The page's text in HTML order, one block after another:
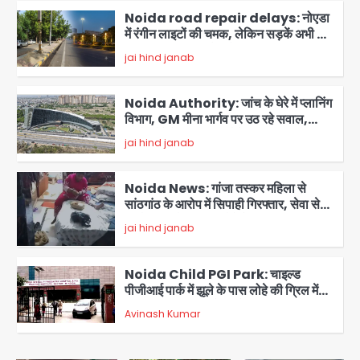
2
Noida road repair delays: नोएडा
में रंगीन लाइटों की चमक, लेकिन सड़कें अभी भी
उखड़ी: प्राधिकरण के सौंदर्यीकरण बनाम आम
आदमी की परेशानी
jai hind janab
3
Noida Authority: जांच के घेरे में प्लानिंग
विभाग, GM मीना भार्गव पर उठ रहे सवाल,
कार्रवाई में देरी पर भी चर्चा तेज
jai hind janab
4
Noida News: गांजा तस्कर महिला से
सांठगांठ के आरोप में सिपाही गिरफ्तार, सेवा से
बर्खास्त, कई पुलिसकर्मियों में डर
jai hind janab
5
Noida Child PGI Park: चाइल्ड
पीजीआई पार्क में झूले के पास लोहे की ग्रिल में
उतरा करंट, 7 साल के बच्चे की हालत गंभीर,
बिजली विभाग पर लापरवाही का आरोप
Avinash Kumar